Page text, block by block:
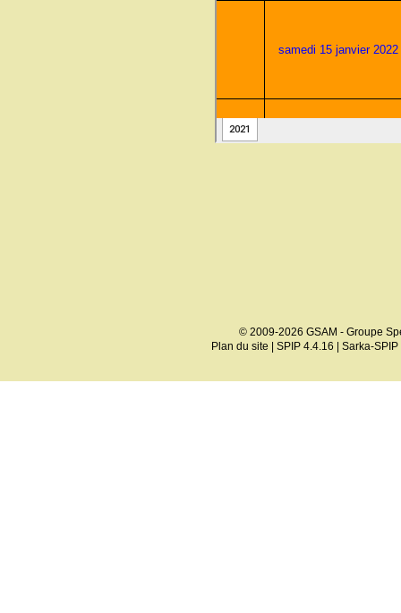
© 2009-2026 GSAM - Groupe
Plan du site
SPIP 4.4.16 Sarka-SPIP